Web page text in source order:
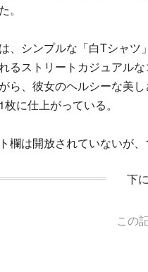
。
、シンプルな「白Tシャツ
るストリートカジュアル
ら、彼女のヘルシーな美
に仕上がっている。
欄は開放されていないが
下
この